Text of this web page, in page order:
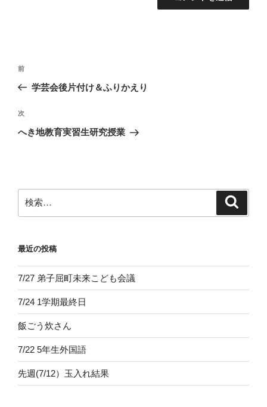
投
ナ
ビ
ゲ
ン
前
の
稿
前
学芸会後片付け＆ふりかえり
次
の
次
へき地教育実習生研究授業
索:
最近の投稿
7/27 弟子屈町未来こども会議
7/24 1学期最終日
飯ごう炊さん
7/22 5年生外国語
先週(7/12）玉入れ結果